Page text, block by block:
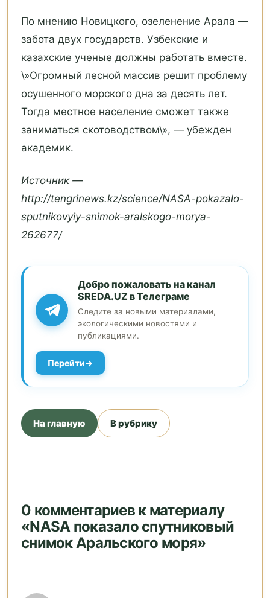
По мнению Новицкого, озеленение Арала —
забота двух государств. Узбекские и
казахские ученые должны работать вместе.
\»Огромный лесной массив решит проблему
осушенного морского дна за десять лет.
Тогда местное население сможет также
заниматься скотоводством\», — убежден
академик.
Источник —
http://tengrinews.kz/science/NASA-pokazalo-
sputnikovyiy-snimok-aralskogo-morya-
262677/
Добро пожаловать на канал
SREDA.UZ в Телеграме
Следите за новыми материалами,
экологическими новостями и
публикациями.
Перейти
На главную В рубрику
0 комментариев к материалу
«NASA показало спутниковый
снимок Аральского моря»